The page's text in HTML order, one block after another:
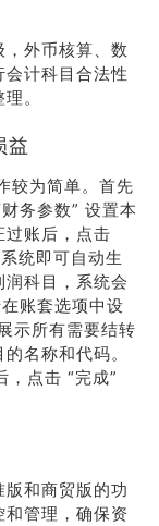
外币核算、数
计科目合法性
。
益
较为简单。首先
务参数” 设置本
过账后，点击
统即可自动生
科目，系统会
账套选项中设
示所有需要结转
名称和代码。
，点击 “完成”
和商贸版的功
管理，确保资